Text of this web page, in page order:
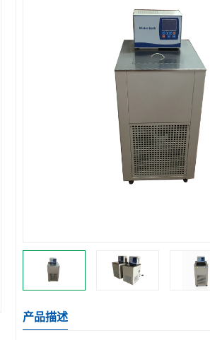
产品描述